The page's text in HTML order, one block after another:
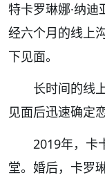
特卡罗琳娜·纳
经六个月的线上
下见面。
长时间的线
见面后迅速确定
2019年，卡
堂。婚后，卡罗